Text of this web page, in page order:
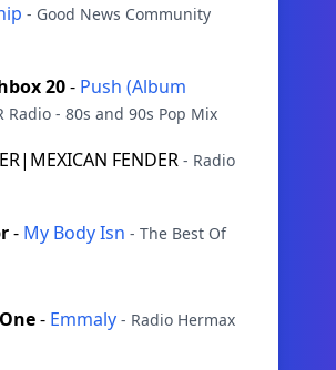
- Good News Community
20- Push (Album
Radio - 80s and 90s Pop Mix
FENDER - Radio
- My Body Isn - The Best Of
- Emmaly - Radio Hermax